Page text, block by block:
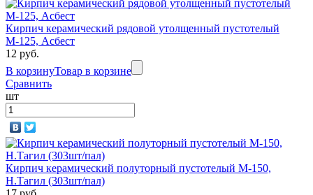
Кирпич керамический рядовой утолщенный пустотелый
М-125, Асбест
12 руб.
В корзинуТовар в корзине
Сравнить
шт
Кирпич керамический полуторный пустотелый М-150,
Н.Тагил (303шт/пал)